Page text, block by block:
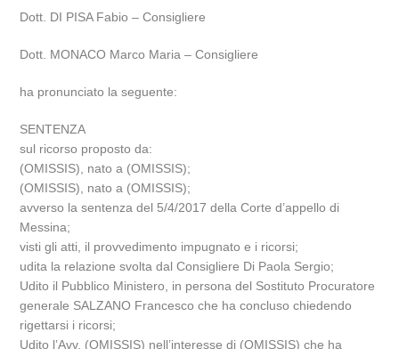
Dott. DI PISA Fabio – Consigliere
Dott. MONACO Marco Maria – Consigliere
ha pronunciato la seguente:
SENTENZA
sul ricorso proposto da:
(OMISSIS), nato a (OMISSIS);
(OMISSIS), nato a (OMISSIS);
avverso la sentenza del 5/4/2017 della Corte d’appello di
Messina;
visti gli atti, il provvedimento impugnato e i ricorsi;
udita la relazione svolta dal Consigliere Di Paola Sergio;
Udito il Pubblico Ministero, in persona del Sostituto Procuratore
generale SALZANO Francesco che ha concluso chiedendo
rigettarsi i ricorsi;
Udito l’Avv. (OMISSIS) nell’interesse di (OMISSIS) che ha